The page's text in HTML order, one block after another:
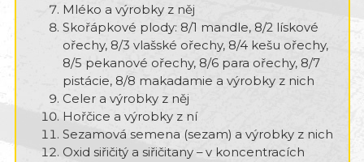
Mléko a výrobky z něj
Skořápkové plody: 8/1 mandle, 8/2 lískové
ořechy, 8/3 vlašské ořechy, 8/4 kešu ořechy,
8/5 pekanové ořechy, 8/6 para ořechy, 8/7
pistácie, 8/8 makadamie a výrobky z nich
Celer a výrobky z něj
Hořčice a výrobky z ní
Sezamová semena (sezam) a výrobky z nich
Oxid siřičitý a siřičitany – v koncentracích